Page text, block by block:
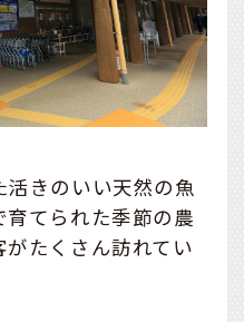
きのいい天然の魚
育てられた季節の農
たくさん訪れてい